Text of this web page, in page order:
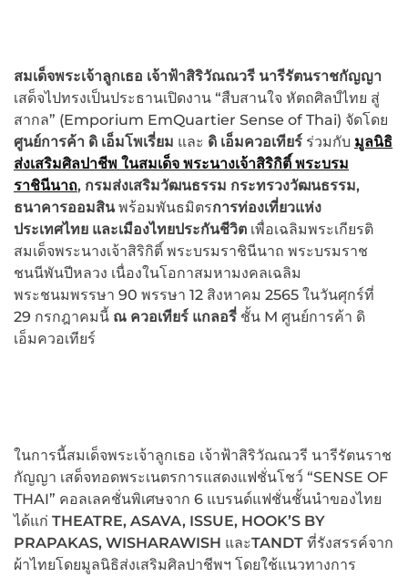
สมเด็จพระเจ้าลูกเธอ เจ้าฟ้าสิริวัณณวรี นารีรัตนราชกัญญา
เสด็จไปทรงเป็นประธานเปิดงาน “สืบสานใจ หัตถศิลป์ไทย สู่
สากล” (Emporium EmQuartier Sense of Thai) จัดโดย
ศูนย์การค้า ดิ เอ็มโพเรี่ยม และ ดิ เอ็มควอเทียร์ ร่วมกับ มูลนิธิ
ส่งเสริมศิลปาชีพ ในสมเด็จ พระนางเจ้าสิริกิติ์ พระบรม
ราชินีนาถ, กรมส่งเสริมวัฒนธรรม กระทรวงวัฒนธรรม,
ธนาคารออมสินพร้อมพันธมิตรการท่องเที่ยวแห่ง
ประเทศไทย และเมืองไทยประกันชีวิต เพื่อเฉลิมพระเกียรติ
สมเด็จพระนางเจ้าสิริกิติ์ พระบรมราชินีนาถ พระบรมราช
ชนนีพันปีหลวง เนื่องในโอกาสมหามงคลเฉลิม
พระชนมพรรษา 90 พรรษา 12 สิงหาคม 2565 ในวันศุกร์ที่
29 กรกฎาคมนี้ ณ ควอเทียร์ แกลอรี่ ชั้น M ศูนย์การค้า ดิ
เอ็มควอเทียร์
ในการนี้สมเด็จพระเจ้าลูกเธอ เจ้าฟ้าสิริวัณณวรี นารีรัตนราช
กัญญา เสด็จทอดพระเนตรการแสดงแฟชั่นโชว์ “SENSE OF
THAI” คอลเลคชั่นพิเศษจาก 6 แบรนด์แฟชั่นชั้นนำของไทย
ได้แก่ THEATRE, ASAVA, ISSUE, HOOK’S BY
PRAPAKAS, WISHARAWISH และTANDT ที่รังสรรค์จาก
ผ้าไทยโดยมูลนิธิส่งเสริมศิลปาชีพฯ โดยใช้แนวทางการ